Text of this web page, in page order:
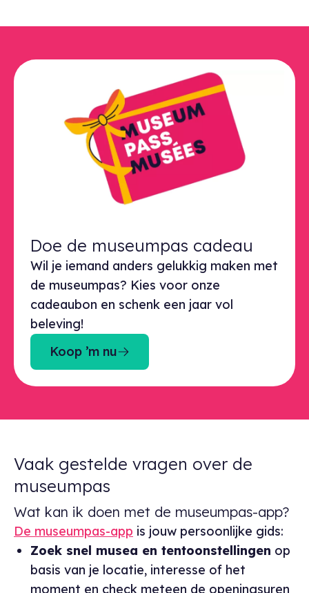
Doe de museumpas cadeau
Wil je iemand anders gelukkig maken met
de museumpas? Kies voor onze
cadeaubon en schenk een jaar vol
beleving!
Koop ’m nu
Vaak gestelde vragen over de
museumpas
Wat kan ik doen met de museumpas-app?
De museumpas-app is jouw persoonlijke gids:
Zoek snel musea en tentoonstellingen op
basis van je locatie, interesse of het
moment en check meteen de openingsuren